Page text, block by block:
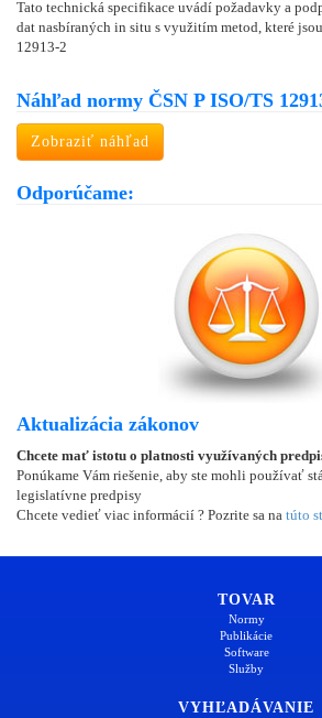
Tato technická specifikace uvádí požadavky a
dat nasbíraných in situ s využitím metod, které
12913-2
Náhľad normy ČSN P ISO/TS
Zobraziť náhľad
Odporúčame:
Aktualizácia zákonov
Chcete mať istotu o platnosti využívaných
Ponúkame Vám riešenie, aby ste mohli používať
legislatívne predpisy
Chcete vedieť viac informácií ? Pozrite sa na túto
TOVAR
Normy
Publikácie
Software
Služby
VYHĽADÁVANIE